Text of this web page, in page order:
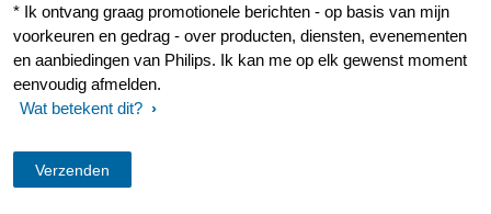
* Ik ontvang graag promotionele berichten - op basis van mijn
voorkeuren en gedrag - over producten, diensten, evenementen
en aanbiedingen van Philips. Ik kan me op elk gewenst moment
eenvoudig afmelden.
Wat betekent dit?